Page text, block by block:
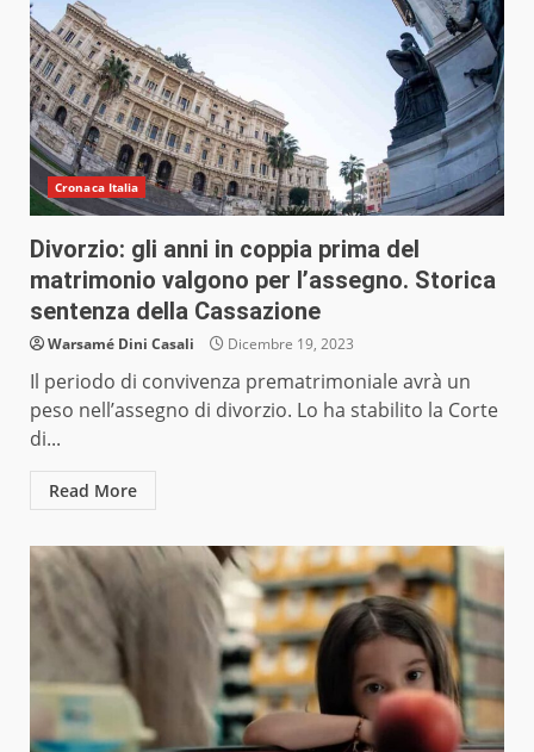
Cronaca Italia
Divorzio: gli anni in coppia prima del
matrimonio valgono per l’assegno. Storica
sentenza della Cassazione
Warsamé Dini Casali Dicembre 19, 2023
Il periodo di convivenza prematrimoniale avrà un
peso nell’assegno di divorzio. Lo ha stabilito la Corte
di...
Read More